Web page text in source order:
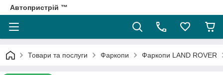
Автопристрій ™
Товари та послуги Фаркопи Фаркопи LAND ROVER